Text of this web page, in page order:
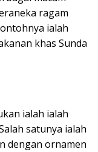
ragam
ialah
khas Sunda
ialah ialah
satunya ialah
dengan ornamen